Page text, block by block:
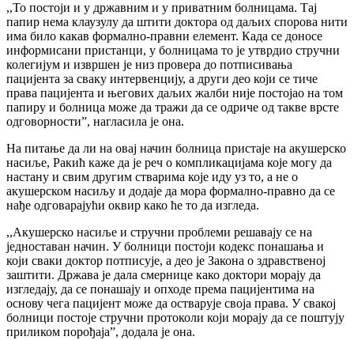
,,То постоји и у државним и у приватним болницама. Тај
папир нема клаузулу да штити доктора од даљих спорова нити
има било какав формално-правни елемент. Када се доносе
информисани пристанци, у болницама то је утврдио стручни
колегијум и извршен је низ провера до потписивања
пацијента за сваку интервенцију, а други део који се тиче
права пацијента и његових даљих жалби није постојао на том
папиру и болница може да тражи да се одриче од такве врсте
одговорности”, нагласила је она.
На питање да ли на овај начин болница пристаје на акушерско
насиље, Ракић каже да је реч о компликацијама које могу да
настану и свим другим стварима које иду уз то, а не о
акушерском насиљу и додаје да мора формално-правно да се
нађе одговарајући оквир како ће то да изгледа.
,,Акушерско насиље и стручни проблеми решавају се на
једноставан начин. У болници постоји кодекс понашања и
који сваки доктор потписује, а део је Закона о здравственој
заштити. Држава је дала смернице како доктори морају да
изгледају, да се понашају и опходе према пацијентима на
основу чега пацијент може да остварује своја права. У свакој
болници постоје стручни протоколи који морају да се поштују
приликом порођаја”, додала је она.